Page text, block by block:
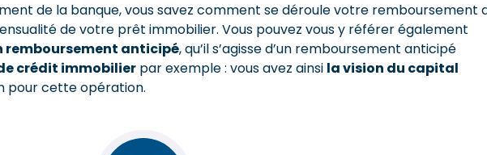
de la banque, vous savez comment se déroule votre remboursement
de votre prêt immobilier. Vous pouvez vous y référer également
remboursement anticipé, qu’il s’agisse d’un remboursement anticipé
crédit immobilier par exemple : vous avez ainsi la vision du capital
pour cette opération.